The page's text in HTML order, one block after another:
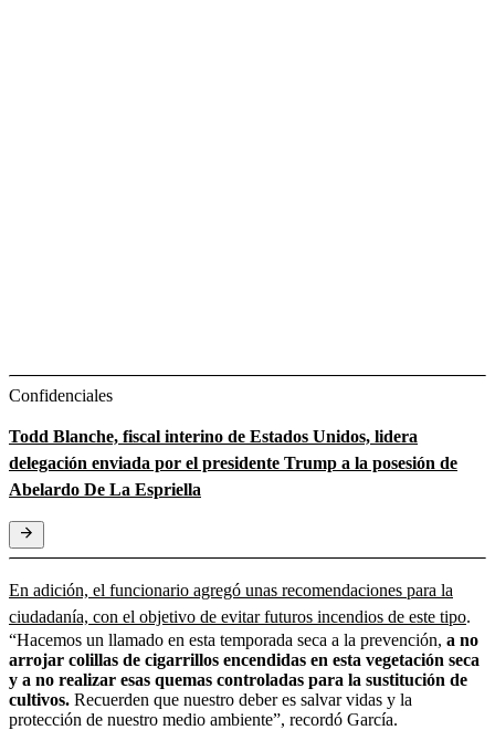
Confidenciales
Todd Blanche, fiscal interino de Estados Unidos, lidera
delegación enviada por el presidente Trump a la posesión de
Abelardo De La Espriella
En adición, el funcionario agregó unas recomendaciones para la
ciudadanía, con el objetivo de evitar futuros incendios de este tipo.
“Hacemos un llamado en esta temporada seca a la prevención, a no
arrojar colillas de cigarrillos encendidas en esta vegetación seca
y a no realizar esas quemas controladas para la sustitución de
cultivos. Recuerden que nuestro deber es salvar vidas y la
protección de nuestro medio ambiente”, recordó García.